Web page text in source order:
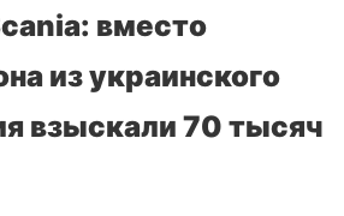
вместо
из украинского
взыскали 70 тысяч